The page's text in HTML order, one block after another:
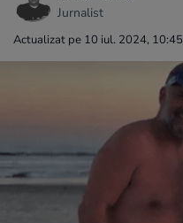
Jurnalist
Actualizat pe 10 iul. 2024, 10:45